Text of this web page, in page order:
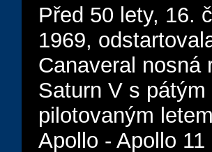
Před 50 lety, 16.
1969,
Canaveral nosná
Saturn V s pátým
pilotovaným
Apollo - Apollo